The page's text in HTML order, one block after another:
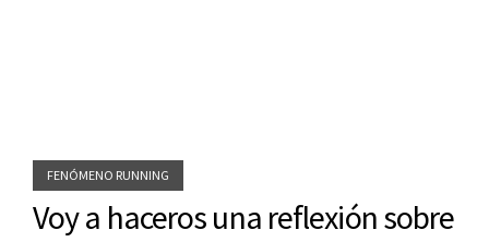
FENÓMENO RUNNING
Voy a haceros una reflexión sobre